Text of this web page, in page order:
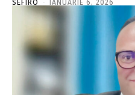
SEFIRO - IANUARIE 6, 2026